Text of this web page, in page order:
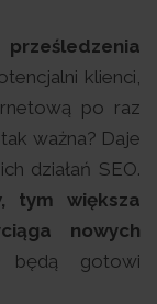
klienci,
po raz
ważna? Daje
działań SEO.
tym większa
nowych
gotowi